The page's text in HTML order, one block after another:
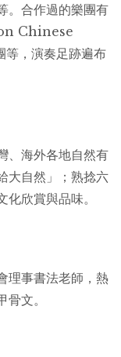
。合作過的樂團有
Chinese
，演奏足跡遍布
、海外各地自然有
大自然」；熟捻六
欣賞與品味。
理事書法老師，熱
文。